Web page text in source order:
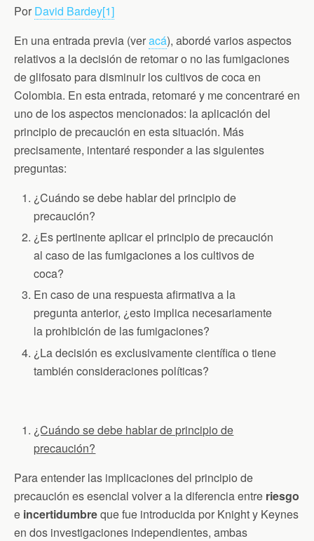
c
e
o
o
k
t
e
r
i
n
F
r
i
e
n
d
y
a
i t
A
p
p
Por David Bardey[1]
En una entrada previa (veracá), abordé varios aspectos
relativos a la decisión de retomar o no las fumigaciones
de glifosato para disminuir los cultivos de coca en
Colombia. En esta entrada, retomaré y me concentraré en
uno de los aspectos mencionados: la aplicación del
principio de precaución en esta situación. Más
precisamente, intentaré responder a las siguientes
preguntas:
¿Cuándo se debe hablar del principio de
precaución?
¿Es pertinente aplicar el principio de precaución
al caso de las fumigaciones a los cultivos de
coca?
En caso de una respuesta afirmativa a la
pregunta anterior, ¿esto implica necesariamente
la prohibición de las fumigaciones?
¿La decisión es exclusivamente científica o tiene
también consideraciones políticas?
¿Cuándo se debe hablar de principio de
precaución?
Para entender las implicaciones del principio de
precaución es esencial volver a la diferencia entre riesgo
e incertidumbreque fue introducida por Knight y Keynes
en dos investigaciones independientes, ambas